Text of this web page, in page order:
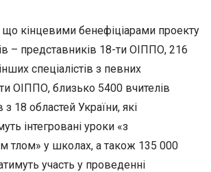
що кінцевими бенефіціарами проекту
– представників 18-ти ОІППО, 216
спеціалістів з певних
ОІППО, близько 5400 вчителів
з 18 областей України, які
інтегровані уроки «з
тлом» у школах, а також 135 000
участь у проведенні